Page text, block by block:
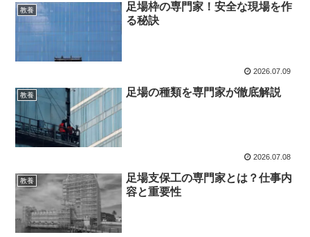
教養
足場枠の専門家！安全な現場を作
る秘訣
2026.07.09
教養 足場の種類を専門家が徹底解説
2026.07.08
教養
足場支保工の専門家とは？仕事内
容と重要性